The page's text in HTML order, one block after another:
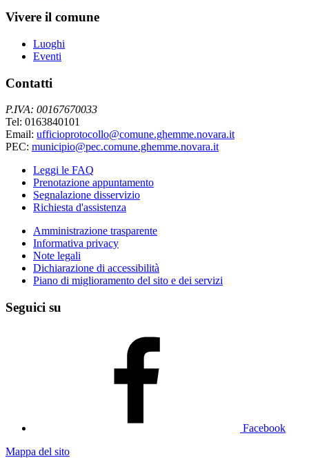
Vivere il comune
Luoghi
Eventi
Contatti
P.IVA: 00167670033
Tel: 0163840101
Email: ufficioprotocollo@comune.ghemme.novara.it
PEC: municipio@pec.comune.ghemme.novara.it
Leggi le FAQ
Prenotazione appuntamento
Segnalazione disservizio
Richiesta d'assistenza
Amministrazione trasparente
Informativa privacy
Note legali
Dichiarazione di accessibilità
Piano di miglioramento del sito e dei servizi
Seguici su
Facebook
Mappa del sito